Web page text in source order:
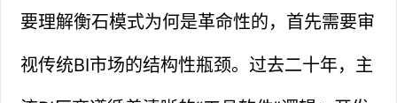
要理解衡石模式为何是革命性的，首先需要审
视传统BI市场的结构性瓶颈。过去二十年，主